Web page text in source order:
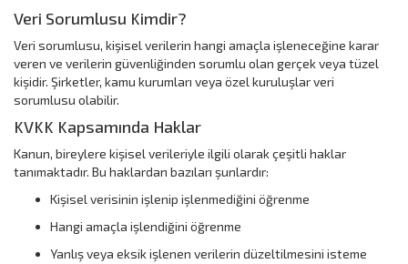
Veri Sorumlusu Kimdir?
Veri sorumlusu, kişisel verilerin hangi amaçla işleneceğine karar
veren ve verilerin güvenliğinden sorumlu olan gerçek veya tüzel
kişidir. Şirketler, kamu kurumları veya özel kuruluşlar veri
sorumlusu olabilir.
KVKK Kapsamında Haklar
Kanun, bireylere kişisel verileriyle ilgili olarak çeşitli haklar
tanımaktadır. Bu haklardan bazıları şunlardır:
Kişisel verisinin işlenip işlenmediğini öğrenme
Hangi amaçla işlendiğini öğrenme
Yanlış veya eksik işlenen verilerin düzeltilmesini isteme